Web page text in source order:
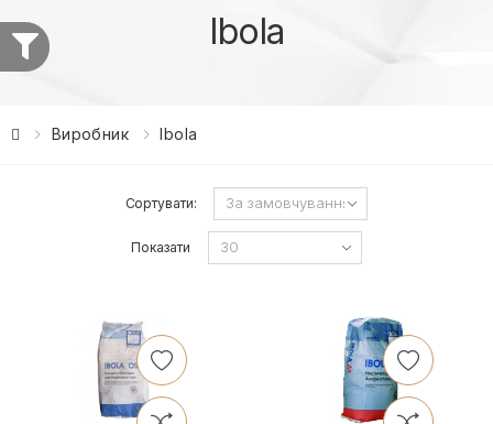
Ibola
Виробник Ibola
Сортувати:
Показати